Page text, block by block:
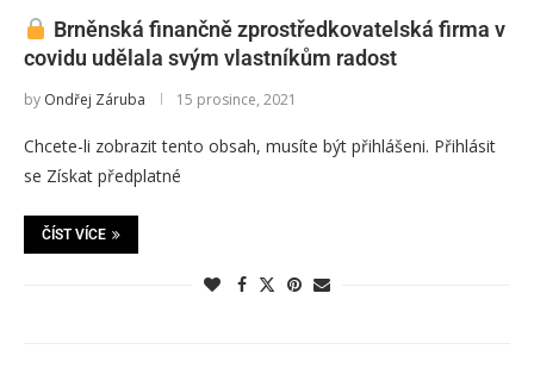
Brněnská finančně zprostředkovatelská firma v
covidu udělala svým vlastníkům radost
by Ondřej Záruba 15 prosince, 2021
Chcete-li zobrazit tento obsah, musíte být přihlášeni. Přihlásit
se Získat předplatné
ČÍST VÍCE